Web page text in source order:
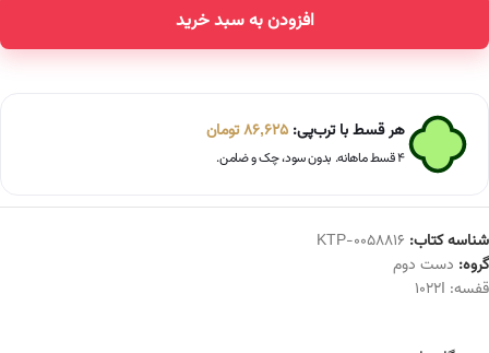
افزودن به سبد خرید
هر قسط با ترب‌پی: 86,625تومان
۴ قسط ماهانه. بدون سود، چک و ضامن.
شناسه کتاب: KTP-0058816
گروه: دست دوم
قفسه: 1022I